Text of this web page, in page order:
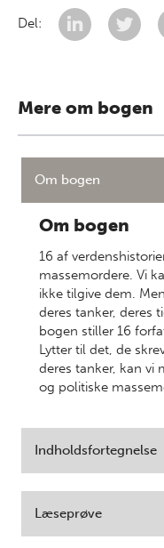
Del:
Mere om bogen
Om bogen
Om bogen
16 af
massemordere. Vi
ikke tilgive dem.
deres tanker, deres
bogen stiller 16
Lytter til det, de
deres tanker, kan vi
og politiske
Indholdsfortegnelse
Læseprøve